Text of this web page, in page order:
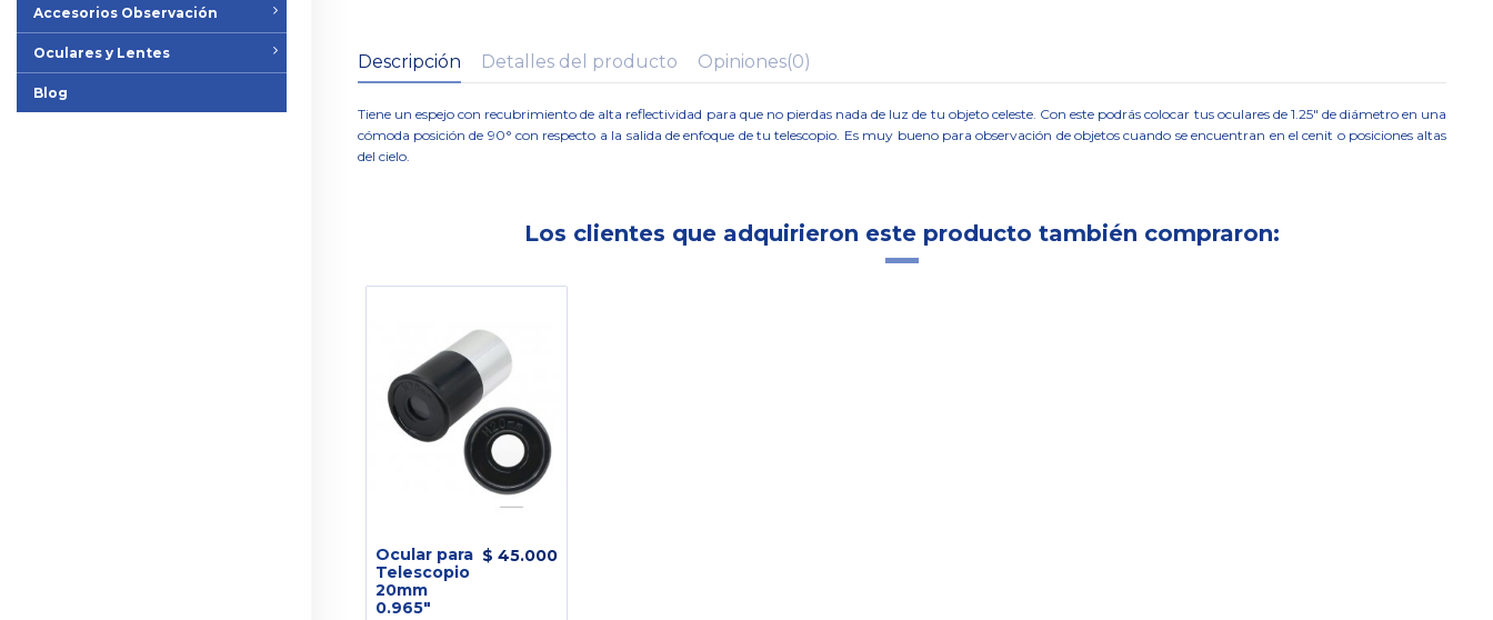
Accesorios Observación
Oculares y Lentes
Blog
Descripción Detalles del producto Opiniones(0)
Tiene un espejo con recubrimiento de alta reflectividad para que no pierdas nada de luz de tu objeto celeste. Con este podrás colocar tus oculares de 1.25" de diámetro en una
cómoda posición de 90° con respecto a la salida de enfoque de tu telescopio. Es muy bueno para observación de objetos cuando se encuentran en el cenit o posiciones altas
del cielo.
Los clientes que adquirieron este producto también compraron:
Ocular para
Telescopio
20mm
0.965"
$ 45.000